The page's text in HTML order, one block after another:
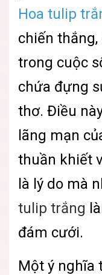
Hoa tulip
chiến
trong cuộc
chứa đựng
thơ. Điều
lãng mạn
thuần khiết
là lý do mà
tulip trắng
đám cưới.
Một ý nghĩa